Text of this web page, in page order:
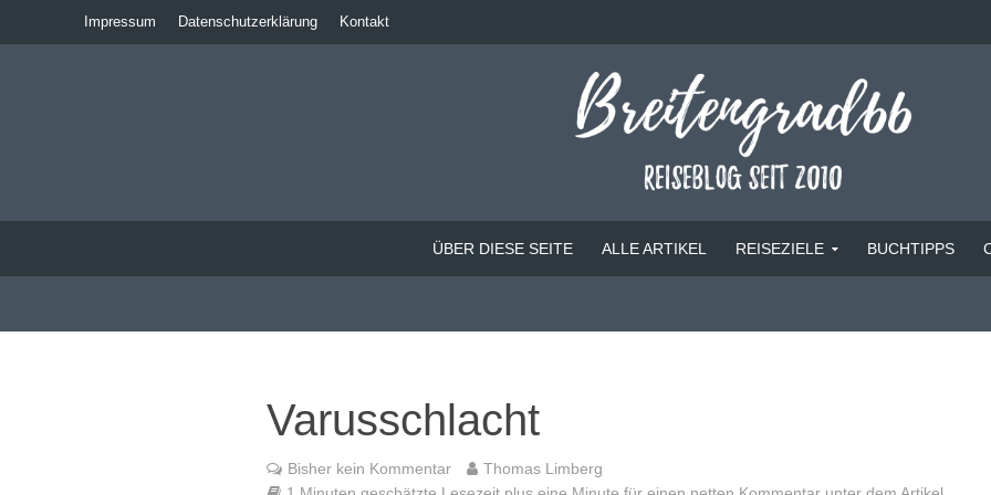
Impressum Datenschutzerklärung Kontakt
ÜBER DIESE SEITE ALLE ARTIKEL REISEZIELE BUCHTIPPS
Varusschlacht
Bisher kein Kommentar
Thomas Limberg